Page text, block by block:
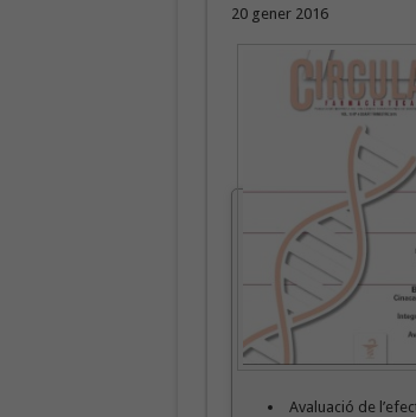
20 gener 2016
Avaluació de